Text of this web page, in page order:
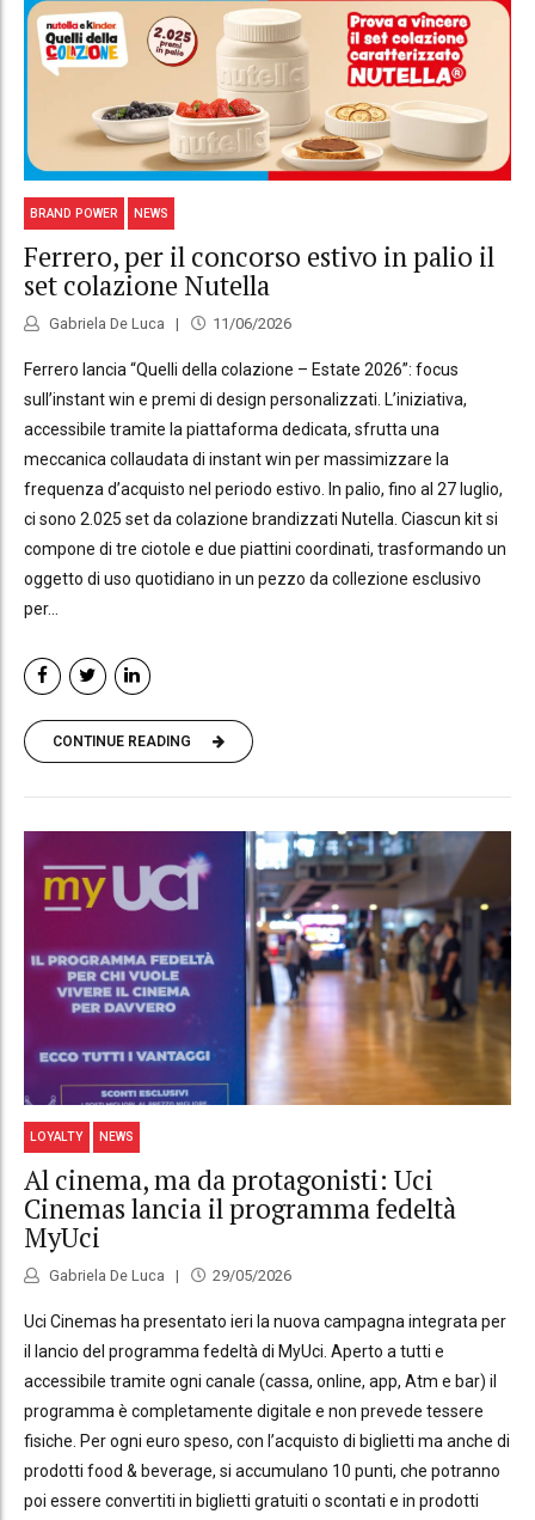
BRAND POWER NEWS
Ferrero, per il concorso estivo in palio il
set colazione Nutella
Gabriela De Luca 11/06/2026
Ferrero lancia “Quelli della colazione – Estate 2026”: focus
sull’instant win e premi di design personalizzati. L’iniziativa,
accessibile tramite la piattaforma dedicata, sfrutta una
meccanica collaudata di instant win per massimizzare la
frequenza d’acquisto nel periodo estivo. In palio, fino al 27 luglio,
ci sono 2.025 set da colazione brandizzati Nutella. Ciascun kit si
compone di tre ciotole e due piattini coordinati, trasformando un
oggetto di uso quotidiano in un pezzo da collezione esclusivo
per...
CONTINUE READING
LOYALTY NEWS
Al cinema, ma da protagonisti: Uci
Cinemas lancia il programma fedeltà
MyUci
Gabriela De Luca 29/05/2026
Uci Cinemas ha presentato ieri la nuova campagna integrata per
il lancio del programma fedeltà di MyUci. Aperto a tutti e
accessibile tramite ogni canale (cassa, online, app, Atm e bar) il
programma è completamente digitale e non prevede tessere
fisiche. Per ogni euro speso, con l’acquisto di biglietti ma anche di
prodotti food & beverage, si accumulano 10 punti, che potranno
poi essere convertiti in biglietti gratuiti o scontati e in prodotti